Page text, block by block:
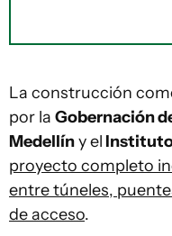
La construcción
por la Gobernación
Medellíny el Instituto
proyecto completo
entre túneles,
de acceso.